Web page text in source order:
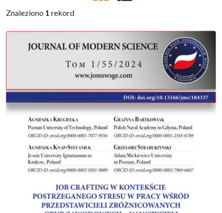
Znaleziono 1 rekord